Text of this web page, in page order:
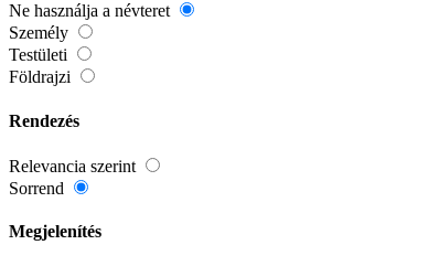
Ne használja a névteret
Személy
Testületi
Földrajzi
Rendezés
Relevancia szerint
Sorrend
Megjelenítés